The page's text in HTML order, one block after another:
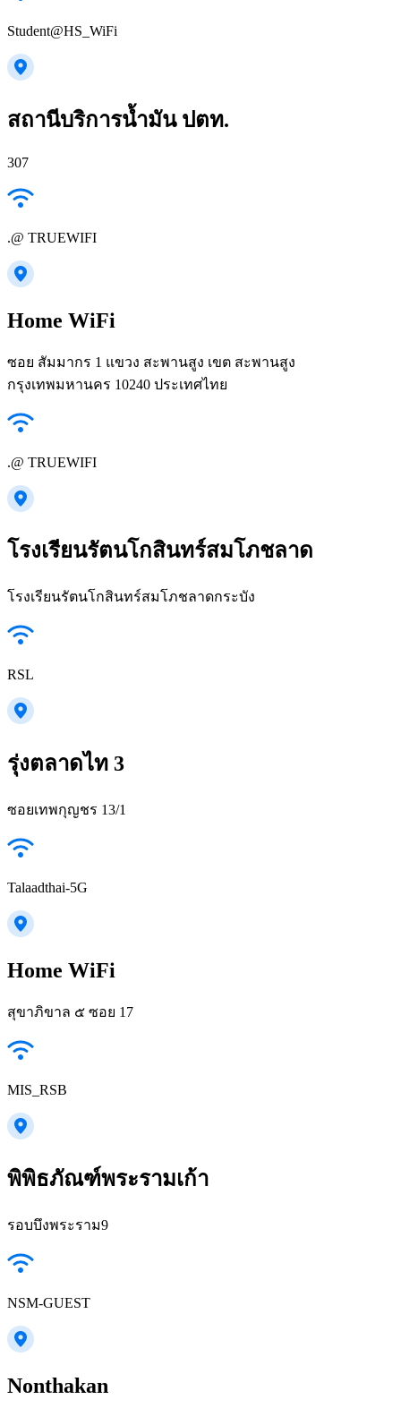
Student@HS_WiFi
สถานีบริการน้ำมัน ปตท.
307
.@ TRUEWIFI
Home WiFi
ซอย สัมมากร 1 แขวง สะพานสูง เขต สะพานสูง
กรุงเทพมหานคร 10240 ประเทศไทย
.@ TRUEWIFI
โรงเรียนรัตนโกสินทร์สมโภชลาด
โรงเรียนรัตนโกสินทร์สมโภชลาดกระบัง
RSL
รุ่งตลาดไท 3
ซอยเทพกุญชร 13/1
Talaadthai-5G
Home WiFi
สุขาภิขาล ๕ ซอย 17
MIS_RSB
พิพิธภัณฑ์พระรามเก้า
รอบบึงพระราม9
NSM-GUEST
Nonthakan